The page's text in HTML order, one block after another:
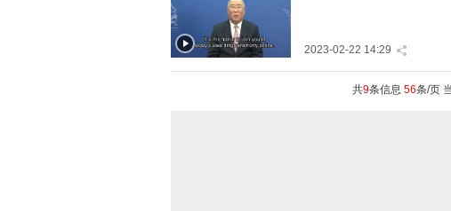
续发展奖颁奖典礼上致
辞">
2023-02-22 14:29
共9条信息 56条/页